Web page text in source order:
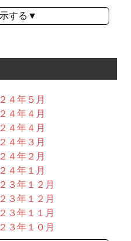
する▼
４年５月
４年４月
４年４月
４年３月
４年２月
４年１月
３年１２月
３年１２月
３年１１月
３年１０月